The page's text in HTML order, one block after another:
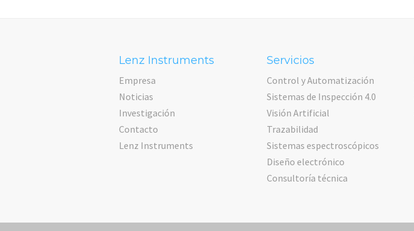
Lenz Instruments
Empresa
Noticias
Investigación
Contacto
Lenz Instruments
Servicios
Control y Automatización
Sistemas de Inspección 4.0
Visión Artificial
Trazabilidad
Sistemas espectroscópicos
Diseño electrónico
Consultoría técnica